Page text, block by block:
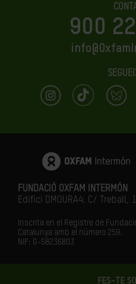
FES-TE
900
FUNDACIÓ OXFAM INTERMÓN
Edifici DMOURA4. C/ Treball,
Inscrita en el Registre de
Catalunya amb el número 259.
NIF: G-58236803